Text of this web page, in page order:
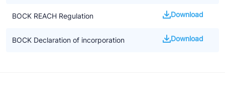
BOCK REACH Regulation Download
BOCK Declaration of incorporation Download